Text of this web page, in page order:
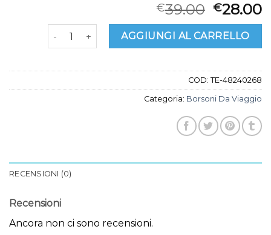
€39.00 €28.00
borsoni da viaggio quantitàAGGIUNGI AL CARRELLO
COD: TE-48240268
Categoria: Borsoni Da Viaggio
RECENSIONI (0)
Recensioni
Ancora non ci sono recensioni.